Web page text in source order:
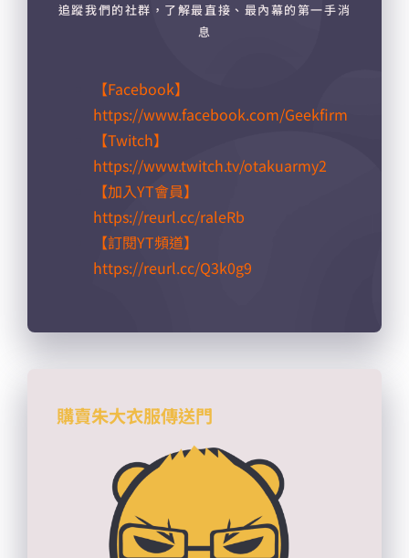
追蹤我們的社群，了解最直接、最內幕的第一手消
息
【Facebook】
https://www.facebook.com/Geekfirm
【Twitch】
https://www.twitch.tv/otakuarmy2
【加入YT會員】
https://reurl.cc/raleRb​
【訂閱YT頻道】
https://reurl.cc/Q3k0g9​
購賣朱大衣服傳送門